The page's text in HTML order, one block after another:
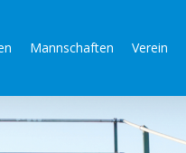
Mannschaften Verein